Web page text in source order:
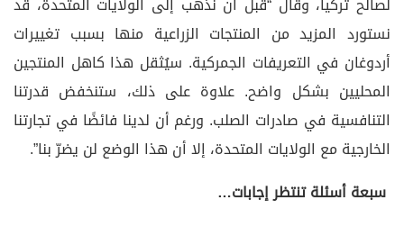
نستورد المزيد من المنتجات الزراعية منها بسبب تغييرات
أردوغان في التعريفات الجمركية. سيُثقل هذا كاهل المنتجين
المحليين بشكل واضح. علاوة على ذلك، ستنخفض قدرتنا
التنافسية في صادرات الصلب. ورغم أن لدينا فائضًا في تجارتنا
الخارجية مع الولايات المتحدة، إلا أن هذا الوضع لن يضرّ بنا”.
سبعة أسئلة تنتظر إجابات…